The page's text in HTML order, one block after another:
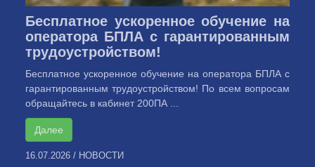
Бесплатное ускоренное обучение на
оператора БПЛА с гарантированным
трудоустройством!
Бесплатное ускоренное обучение на оператора БПЛА с
гарантированным трудоустройством! По всем вопросам
обращайтесь в кабинет 200ПА ...
Далее
16.07.2026 / НОВОСТИ